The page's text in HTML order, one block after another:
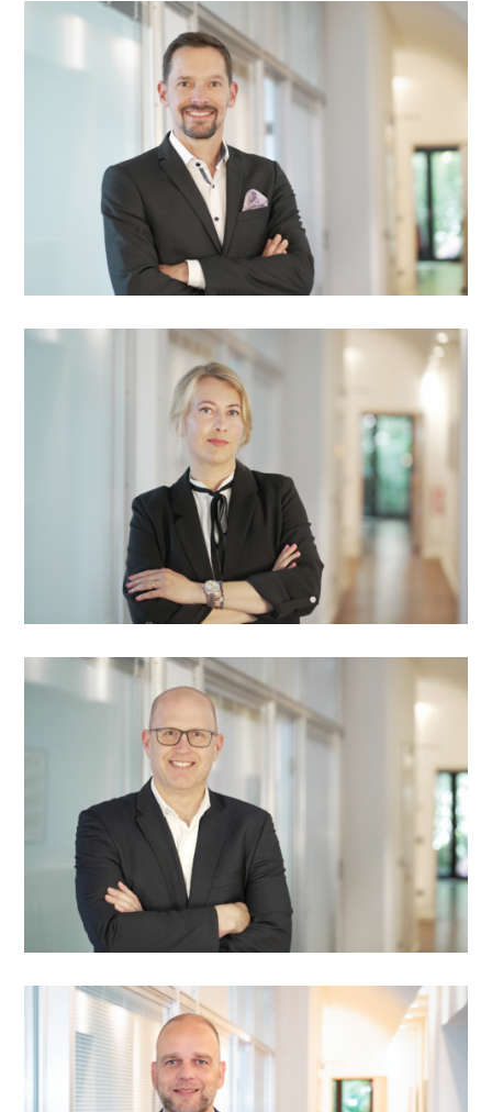
+43 1 512 06 21 11
oberweger@comfort-austria.at
+49 30 780961-14
kgottschling@comfort.de
+49 30 780961-17
tepper@comfort.de